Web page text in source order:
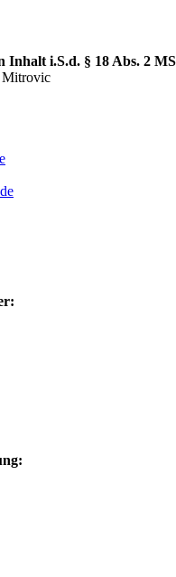
i.S.d. § 18 Abs. 2
Mitrovic